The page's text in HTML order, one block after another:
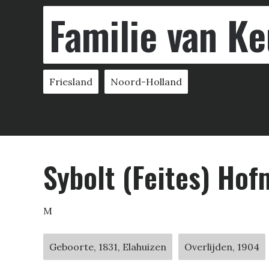
Familie van
Friesland Noord-Holland
Sybolt (Feites)
M
Geboorte, 1831, Elahuizen Overlijden, 1904